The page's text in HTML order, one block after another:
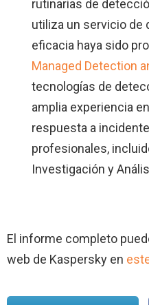
rutinarias de
utiliza un servicio de
eficacia haya sido
Managed Detection
tecnologías de
amplia experiencia
respuesta a
profesionales,
Investigación y
El informe completo
web de Kaspersky en